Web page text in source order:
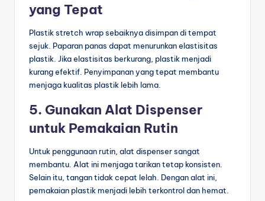
yang Tepat
Plastik stretch wrap sebaiknya disimpan di tempat
sejuk. Paparan panas dapat menurunkan elastisitas
plastik. Jika elastisitas berkurang, plastik menjadi
kurang efektif. Penyimpanan yang tepat membantu
menjaga kualitas plastik lebih lama.
5. Gunakan Alat Dispenser
untuk Pemakaian Rutin
Untuk penggunaan rutin, alat dispenser sangat
membantu. Alat ini menjaga tarikan tetap konsisten.
Selain itu, tangan tidak cepat lelah. Dengan alat ini,
pemakaian plastik menjadi lebih terkontrol dan hemat.